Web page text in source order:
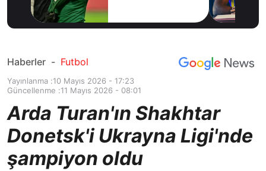
Haberler - Futbol
Yayınlanma :10 Mayıs 2026 - 17:23
Güncellenme :11 Mayıs 2026 - 08:01
Arda Turan'ın Shakhtar
Donetsk'i Ukrayna Ligi'nde
şampiyon oldu